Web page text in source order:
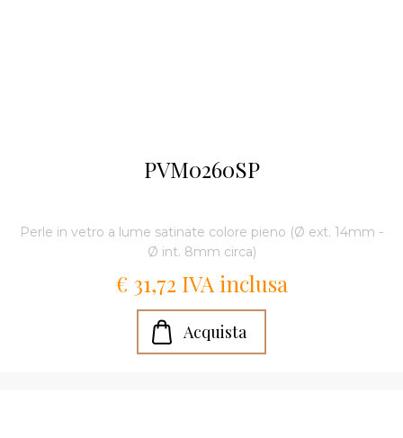
PVM0260SP
Perle in vetro a lume satinate colore pieno (Ø ext. 14mm -
Ø int. 8mm circa)
€ 31,72 IVA inclusa